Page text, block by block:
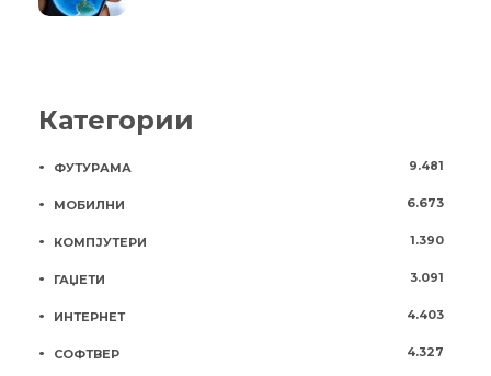
Категории
ФУТУРАМА 9.481
МОБИЛНИ 6.673
КОМПЈУТЕРИ 1.390
ГАЏЕТИ 3.091
ИНТЕРНЕТ 4.403
СОФТВЕР 4.327